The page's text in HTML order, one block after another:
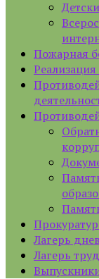
Пожарная
Лагерь
Лагерь